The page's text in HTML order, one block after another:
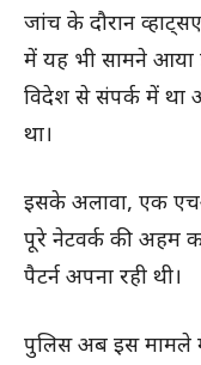
जांच के दौरान
में यह भी सामने आया
विदेश से संपर्क में था
था।
इसके अलावा, एक
पूरे नेटवर्क की अहम
पैटर्न अपना रही थी।
पुलिस अब इस मामले